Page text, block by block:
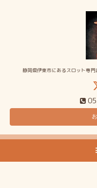
静岡県伊東市にあるスロット専